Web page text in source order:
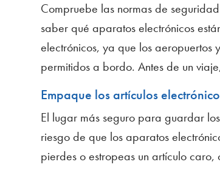
Compruebe las normas de
saber qué aparatos electrónicos
electrónicos, ya que los aeropuertos
permitidos a bordo. Antes de un
Empaque los artículos
El lugar más seguro para guardar
riesgo de que los aparatos
pierdes o estropeas un artículo